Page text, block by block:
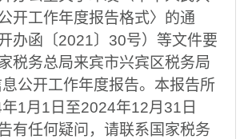
开工作年度报告格式〉的通
办函〔2021〕 30号）等文件要
税务总局来宾市兴宾区税务局
公开工作年度报告。本报告所
年1月 1 日至2024年12月 31 日
有任何疑问，请联系国家税务